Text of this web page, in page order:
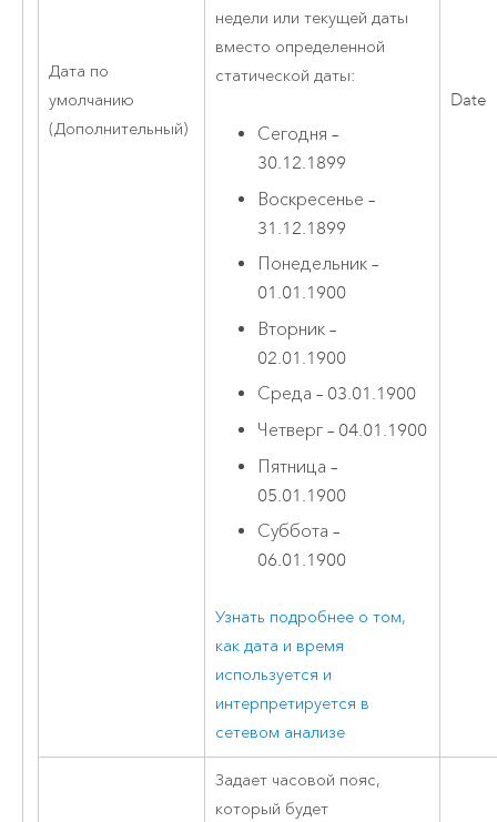
Дата по
умолчанию
(Дополнительный)
недели или текущей даты
вместо определенной
статической даты:
Сегодня –
30.12.1899
Воскресенье –
31.12.1899
Понедельник –
01.01.1900
Вторник –
02.01.1900
Среда – 03.01.1900
Четверг – 04.01.1900
Пятница –
05.01.1900
Суббота –
06.01.1900
Узнать подробнее о том,
как дата и время
используется и
интерпретируется в
сетевом анализе
Date
Задает часовой пояс,
который будет